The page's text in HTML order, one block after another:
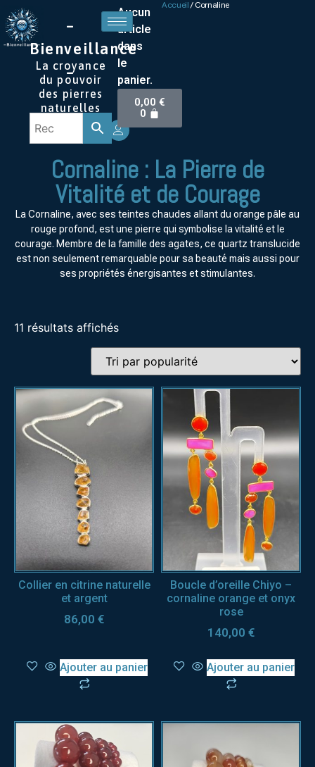
–
Bienveillance
–
La croyance
du pouvoir
des pierres
naturelles
Aucun
article
dans
le
panier.
0,00€
0
Accueil/ Cornaline
Cornaline : La Pierre de
Vitalité et de Courage
La Cornaline, avec ses teintes chaudes allant du orange pâle au
rouge profond, est une pierre qui symbolise la vitalité et le
courage. Membre de la famille des agates, ce quartz translucide
est non seulement remarquable pour sa beauté mais aussi pour
ses propriétés énergisantes et stimulantes.
11 résultats affichés
Collier en citrine naturelle
et argent
86,00 €
Ajouter au panier
Boucle d’oreille Chiyo –
cornaline orange et onyx
rose
140,00 €
Ajouter au panier